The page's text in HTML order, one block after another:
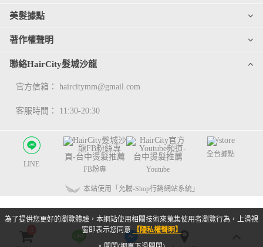
為了提供您更好的瀏覽體驗，本網站使用相關技術來蒐集使用者瀏覽行為，上滑視
窗即表示您同意【隱私權聲明】
美髮據點
著作權聲明
聯絡HairCity髮城沙龍
官方信箱： haircitymm@gmail.com
客服時間： 11:30-20:30
LINE
FB粉專 Youtube
全台據點
本站使用「允騰-Shop行銷網站系統」